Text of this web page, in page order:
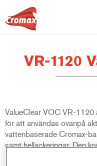
VR-1120
ValueClear VOC VR-1120
för att användas ovanpå
vattenbaserade Cromax-
samt hellackeringar. Den